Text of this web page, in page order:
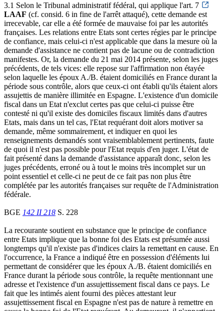
3.1 Selon le Tribunal administratif fédéral, qui applique l'art. 7
LAAF (cf. consid. 6 in fine de l'arrêt attaqué), cette demande est
irrecevable, car elle a été formée de mauvaise foi par les autorités
françaises. Les relations entre Etats sont certes régies par le principe
de confiance, mais celui-ci n'est applicable que dans la mesure où la
demande d'assistance ne contient pas de lacune ou de contradiction
manifestes. Or, la demande du 21 mai 2014 présente, selon les juges
précédents, de tels vices: elle repose sur l'affirmation non étayée
selon laquelle les époux A./B. étaient domiciliés en France durant la
période sous contrôle, alors que ceux-ci ont établi qu'ils étaient alors
assujettis de manière illimitée en Espagne. L'existence d'un domicile
fiscal dans un Etat n'exclut certes pas que celui-ci puisse être
contesté ni qu'il existe des domiciles fiscaux limités dans d'autres
Etats, mais dans un tel cas, l'Etat requérant doit alors motiver sa
demande, même sommairement, et indiquer en quoi les
renseignements demandés sont vraisemblablement pertinents, faute
de quoi il n'est pas possible pour l'Etat requis d'en juger. L'état de
fait présenté dans la demande d'assistance apparaît donc, selon les
juges précédents, erroné ou à tout le moins très incomplet sur un
point essentiel et celle-ci ne peut de ce fait pas non plus être
complétée par les autorités françaises sur requête de l'Administration
fédérale.
BGE 142 II 218 S. 228
La recourante soutient en substance que le principe de confiance
entre Etats implique que la bonne foi des Etats est présumée aussi
longtemps qu'il n'existe pas d'indices clairs la remettant en cause. En
l'occurrence, la France a indiqué être en possession d'éléments lui
permettant de considérer que les époux A./B. étaient domiciliés en
France durant la période sous contrôle, la requête mentionnant une
adresse et l'existence d'un assujettissement fiscal dans ce pays. Le
fait que les intimés aient fourni des pièces attestant leur
assujettissement fiscal en Espagne n'est pas de nature à remettre en